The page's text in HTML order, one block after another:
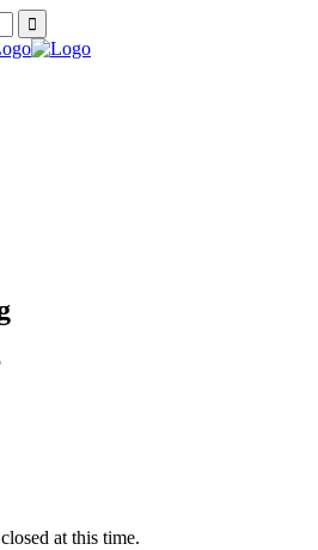
at this time.